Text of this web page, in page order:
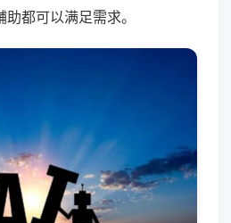
都可以满足需求。